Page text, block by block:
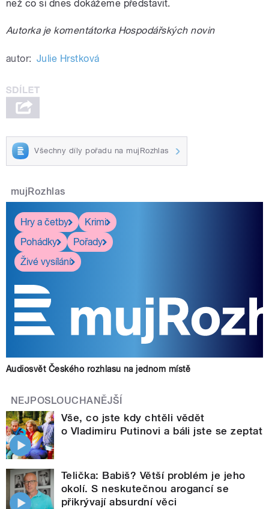
než co si dnes dokážeme představit.
Autorka je komentátorka Hospodářských novin
autor: Julie Hrstková
Všechny díly pořadu na mujRozhlas
mujRozhlas
Hry a četby
Krimi
Pohádky
Pořady
Živé vysílání
Audiosvět Českého rozhlasu na jednom místě
NEJPOSLOUCHANĚJŠÍ
Vše, co jste kdy chtěli vědět
o Vladimiru Putinovi a báli jste se zeptat
Telička: Babiš? Větší problém je jeho
okolí. S neskutečnou arogancí se
přikrývají absurdní věci